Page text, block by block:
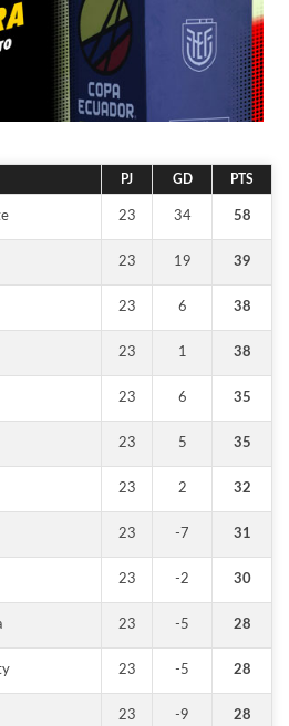
PJ GD PTS
23 34 58
23 19 39
23 6 38
23 1 38
23 6 35
23 5 35
23 2 32
23 -7 31
23 -2 30
23 -5 28
23 -5 28
23 -9 28